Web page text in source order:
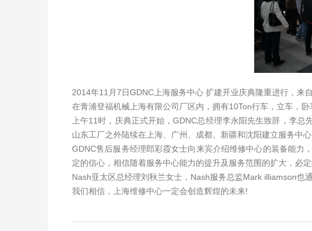
2014年11月7日GDNC上海服务中心 扩建开业庆典隆重进行，
在青浦登福机械上海有限公司厂区内，拥有10Ton行车，立车，
上午11时，庆典正式开始，GDNC总经理李永阳先生致辞，李
山东工厂之外陆续在上海、广州、成都、新疆和沈阳建立服务中
GDNC售后服务经理郎彩霞女士向来宾介绍维修中心的装备能力
定的信心，相信随着服务中心能力的提升及服务范围的扩大，必
Nash亚太区总经理刘秋兰女士，Nash服务总监Mark illiamson也
我们相信，上海维修中心一定会创造辉煌的未来!